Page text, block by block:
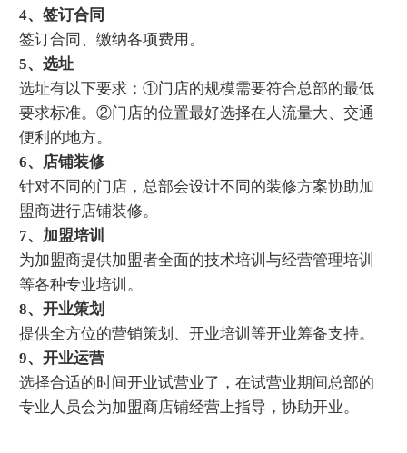
4、签订合同
签订合同、缴纳各项费用。
5、选址
选址有以下要求：①门店的规模需要符合总部的最低
要求标准。②门店的位置最好选择在人流量大、交通
便利的地方。
6、店铺装修
针对不同的门店，总部会设计不同的装修方案协助加
盟商进行店铺装修。
7、加盟培训
为加盟商提供加盟者全面的技术培训与经营管理培训
等各种专业培训。
8、开业策划
提供全方位的营销策划、开业培训等开业筹备支持。
9、开业运营
选择合适的时间开业试营业了，在试营业期间总部的
专业人员会为加盟商店铺经营上指导，协助开业。